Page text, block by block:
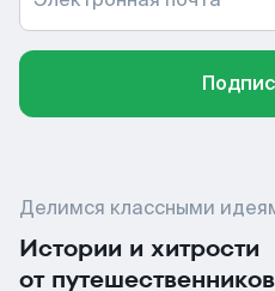
Делимся классными
Истории и хитрости
от путешественников